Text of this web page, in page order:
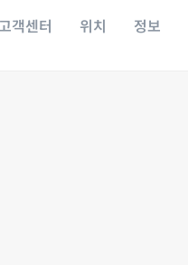
객센터 위치 정보